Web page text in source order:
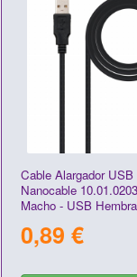
Cable Alargador USB
Nanocable
Macho - USB
0,89 €